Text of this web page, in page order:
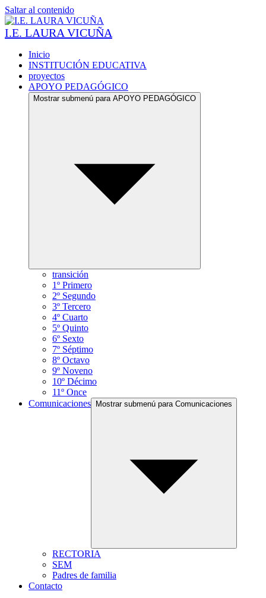
Saltar al contenido
I.E. LAURA VICUÑA
Inicio
INSTITUCIÓN EDUCATIVA
proyectos
APOYO PEDAGÓGICO
Mostrar submenú para APOYO PEDAGÓGICO
transición
1º Primero
2º Segundo
3º Tercero
4º Cuarto
5º Quinto
6º Sexto
7º Séptimo
8º Octavo
9º Noveno
10º Décimo
11º Once
Comunicaciones
Mostrar submenú para Comunicaciones
RECTORIA
SEM
Padres de familia
Contacto